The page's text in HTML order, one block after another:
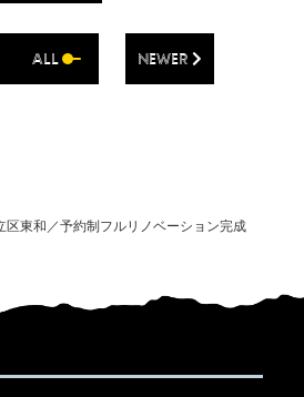
ALL NEWER
東和／予約制フルリノベーション完成